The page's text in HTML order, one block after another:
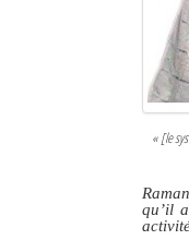
« [le
qu’il